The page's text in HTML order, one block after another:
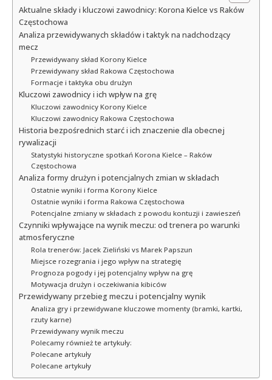
Aktualne składy i kluczowi zawodnicy: Korona Kielce vs Raków
Częstochowa
Analiza przewidywanych składów i taktyk na nadchodzący
mecz
Przewidywany skład Korony Kielce
Przewidywany skład Rakowa Częstochowa
Formacje i taktyka obu drużyn
Kluczowi zawodnicy i ich wpływ na grę
Kluczowi zawodnicy Korony Kielce
Kluczowi zawodnicy Rakowa Częstochowa
Historia bezpośrednich starć i ich znaczenie dla obecnej
rywalizacji
Statystyki historyczne spotkań Korona Kielce – Raków
Częstochowa
Analiza formy drużyn i potencjalnych zmian w składach
Ostatnie wyniki i forma Korony Kielce
Ostatnie wyniki i forma Rakowa Częstochowa
Potencjalne zmiany w składach z powodu kontuzji i zawieszeń
Czynniki wpływające na wynik meczu: od trenera po warunki
atmosferyczne
Rola trenerów: Jacek Zieliński vs Marek Papszun
Miejsce rozegrania i jego wpływ na strategię
Prognoza pogody i jej potencjalny wpływ na grę
Motywacja drużyn i oczekiwania kibiców
Przewidywany przebieg meczu i potencjalny wynik
Analiza gry i przewidywane kluczowe momenty (bramki, kartki,
rzuty karne)
Przewidywany wynik meczu
Polecamy również te artykuły:
Polecane artykuły
Polecane artykuły